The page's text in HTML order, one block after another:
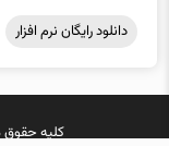
دانلود رایگان نرم افزار
کلیه حقوق